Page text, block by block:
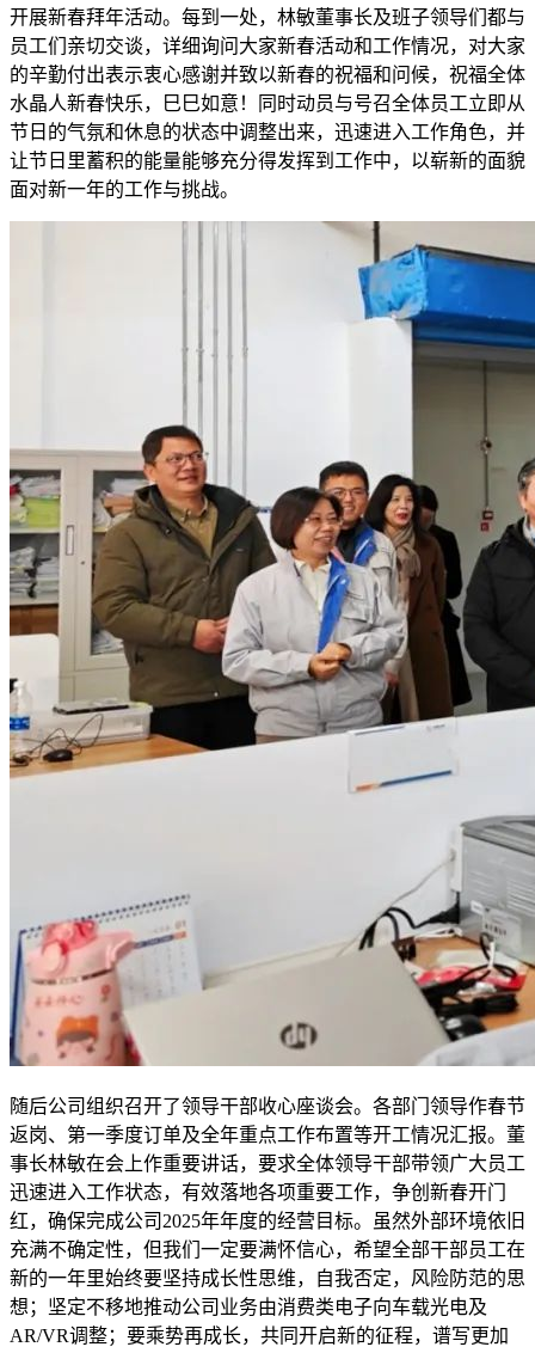
开展新春拜年活动。每到一处，林敏董事长及班子领导们都与
员工们亲切交谈，详细询问大家新春活动和工作情况，对大家
的辛勤付出表示衷心感谢并致以新春的祝福和问候，祝福全体
水晶人新春快乐，巳巳如意！同时动员与号召全体员工立即从
节日的气氛和休息的状态中调整出来，迅速进入工作角色，并
让节日里蓄积的能量能够充分得发挥到工作中，以崭新的面貌
面对新一年的工作与挑战。
随后公司组织召开了领导干部收心座谈会。各部门领导作春节
返岗、第一季度订单及全年重点工作布置等开工情况汇报。董
事长林敏在会上作重要讲话，要求全体领导干部带领广大员工
迅速进入工作状态，有效落地各项重要工作，争创新春开门
红，确保完成公司2025年年度的经营目标。虽然外部环境依旧
充满不确定性，但我们一定要满怀信心，希望全部干部员工在
新的一年里始终要坚持成长性思维，自我否定，风险防范的思
想；坚定不移地推动公司业务由消费类电子向车载光电及
AR/VR调整；要乘势再成长，共同开启新的征程，谱写更加